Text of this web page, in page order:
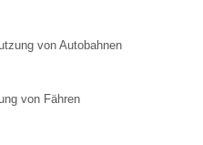
von Autobahnen
von Fähren